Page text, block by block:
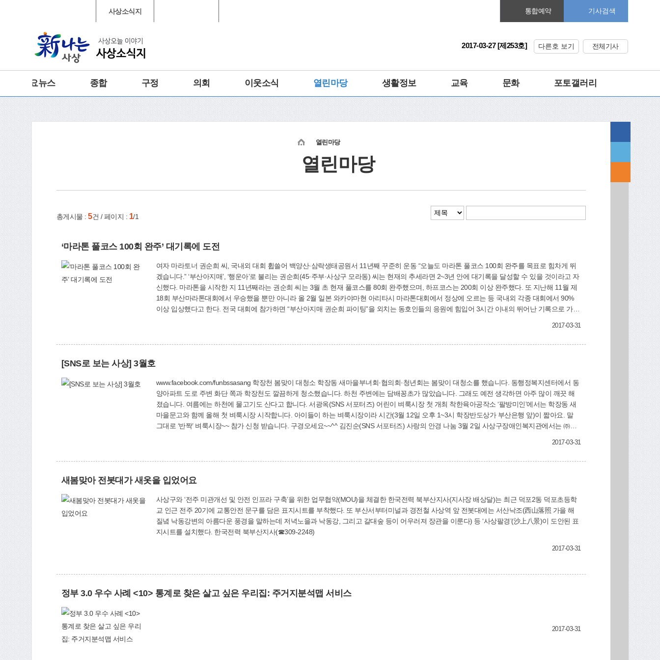
사상소식지 통합예약 기사검색
2017-03-27 [제253호] 다른호 보기 전체기사
주요뉴스 종합 구정 의회 이웃소식 열린마당 생활정보 교육 문화 포토갤러리
열린마당
열린마당
총게시물 : 5건 / 페이지 : 1/1
‘마라톤 풀코스 100회 완주’ 대기록에 도전
여자 마라토너 권순희 씨, 국내외 대회 휩쓸어 백양산·삼락생태공원서 11년째 꾸준히 운동 “오늘도 마라톤 풀코스 100회 완주를 목표로 힘차게 뛰
겠습니다.” ‘부산아지매’, ‘행운아’로 불리는 권순희(45·주부·사상구 모라동) 씨는 현재의 추세라면 2~3년 안에 대기록을 달성할 수 있을 것이라고 자
신했다. 마라톤을 시작한 지 11년째라는 권순희 씨는 3월 초 현재 풀코스를 80회 완주했으며, 하프코스는 200회 이상 완주했다. 또 지난해 11월 제
18회 부산마라톤대회에서 우승했을 뿐만 아니라 올 2월 일본 와카야마현 아리타시 마라톤대회에서 정상에 오르는 등 국내외 각종 대회에서 90%
이상 입상했다고 한다. 전국 대회에 참가하면 “부산아지매 권순희 파이팅”을 외치는 동호인들의 응원에 힘입어 3시간 이내의 뛰어난 기록으로 가장
2017-03-31
[SNS로 보는 사상] 3월호
www.facebook.com/funbssasang 학장천 봄맞이 대청소 학장동 새마을부녀회·협의회·청년회는 봄맞이 대청소를 했습니다. 동행정복지센터에서 동
양아파트 도로 주변 화단 쪽과 학장천도 깔끔하게 청소했습니다. 하천 주변에는 담배꽁초가 많았습니다. 그래도 예전 생각하면 아주 많이 깨끗 해
졌습니다. 여름에는 하천에 물고기도 산다고 합니다. 서광옥(SNS 서포터즈) 어린이 벼룩시장 첫 개최 착한육아공작소 ‘팔방미인’에서는 학장동 새
마을문고와 함께 올해 첫 벼룩시장 시작합니다. 아이들이 하는 벼룩시장이라 시간(3월 12일 오후 1~3시 학장반도상가 부산은행 앞)이 짧아요. 말
그대로 ‘반짝’ 벼룩시장~~ 참가 신청 받습니다. 구경오세요~~^^ 김진순(SNS 서포터즈) 사랑의 안경 나눔 3월 2일 사상구장애인복지관에서는 ㈜다
2017-03-31
새봄맞아 전봇대가 새옷을 입었어요
사상구와 ‘전주 미관개선 및 안전 인프라 구축’을 위한 업무협약(MOU)을 체결한 한국전력 북부산지사(지사장 배상달)는 최근 덕포2동 덕포초등학
교 인근 전주 20기에 교통안전 문구를 담은 표지시트를 부착했다. 또 부산서부터미널과 경전철 사상역 앞 전봇대에는 서산낙조(西山落照 가을 해
질녘 낙동강변의 아름다운 풍경을 말하는데 저녁노을과 낙동강, 그리고 갈대숲 등이 어우러져 장관을 이룬다) 등 ‘사상팔경’(沙上八景)이 도안된 표
지시트를 설치했다. 한국전력 북부산지사(☎309-2248)
2017-03-31
정부 3.0 우수 사례 <10> 통계로 찾은 살고 싶은 우리집: 주거지분석맵 서비스
2017-03-31